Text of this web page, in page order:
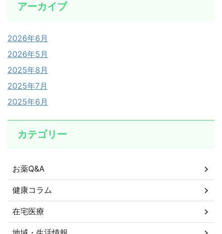
アーカイブ
2026年6月
2026年5月
2025年8月
2025年7月
2025年6月
カテゴリー
お薬Q&A
健康コラム
在宅医療